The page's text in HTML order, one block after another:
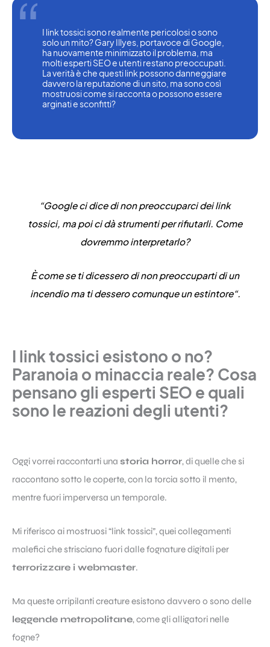
I link tossici sono realmente pericolosi o sono
solo un mito? Gary Illyes, portavoce di Google,
ha nuovamente minimizzato il problema, ma
molti esperti SEO e utenti restano preoccupati.
La verità è che questi link possono danneggiare
davvero la reputazione di un sito, ma sono così
mostruosi come si racconta o possono essere
arginati e sconfitti?
“Google ci dice di non preoccuparci dei link
tossici, ma poi ci dà strumenti per rifiutarli. Come
dovremmo interpretarlo?
È come se ti dicessero di non preoccuparti di un
incendioma ti dessero comunque un estintore“.
I link tossici esistono o no?
Paranoia o minaccia reale? Cosa
pensano gli esperti SEO e quali
sono le reazioni degli utenti?
Oggi vorrei raccontarti una storia horror, di quelle che si
raccontano sotto le coperte, con la torcia sotto il mento,
mentre fuori imperversa un temporale.
Mi riferisco ai mostruosi “link tossici”, quei collegamenti
malefici che strisciano fuori dalle fognature digitali per
terrorizzare i webmaster.
Ma queste orripilanti creature esistono davvero o sono delle
leggende metropolitane, come gli alligatori nelle
fogne?